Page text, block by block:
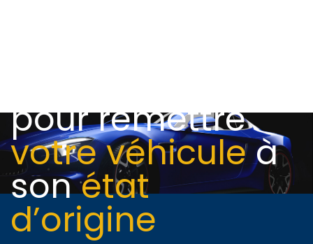
pour remettre
votre véhiculeà
sonétat
d’origine